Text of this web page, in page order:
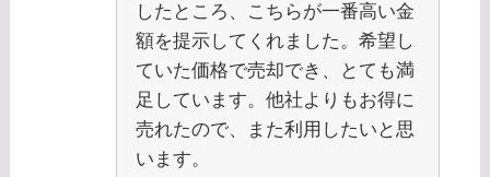
したところ、こちらが一番高い金
額を提示してくれました。希望し
ていた価格で売却でき、とても満
足しています。他社よりもお得に
売れたので、また利用したいと思
います。